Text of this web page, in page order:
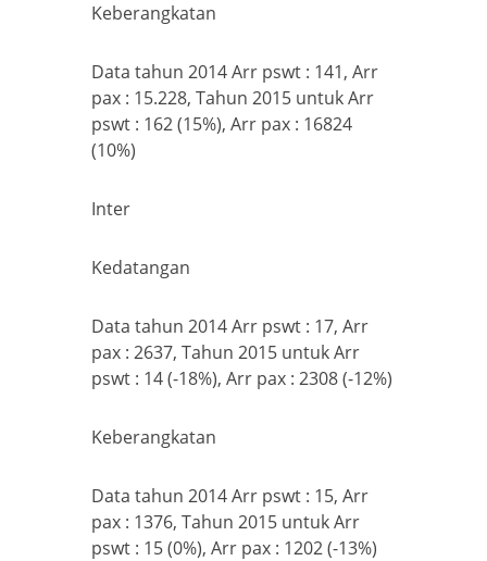
Keberangkatan
Data tahun 2014 Arr pswt : 141, Arr
pax : 15.228, Tahun 2015 untuk Arr
pswt : 162 (15%), Arr pax : 16824
(10%)
Inter
Kedatangan
Data tahun 2014 Arr pswt : 17, Arr
pax : 2637, Tahun 2015 untuk Arr
pswt : 14 (-18%), Arr pax : 2308 (-12%)
Keberangkatan
Data tahun 2014 Arr pswt : 15, Arr
pax : 1376, Tahun 2015 untuk Arr
pswt : 15 (0%), Arr pax : 1202 (-13%)